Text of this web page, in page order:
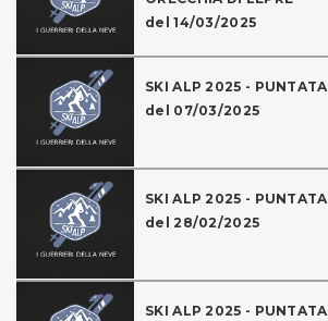
del 14/03/2025
SKI ALP 2025 -
del 07/03/2025
SKI ALP 2025 -
del 28/02/2025
SKI ALP 2025 -